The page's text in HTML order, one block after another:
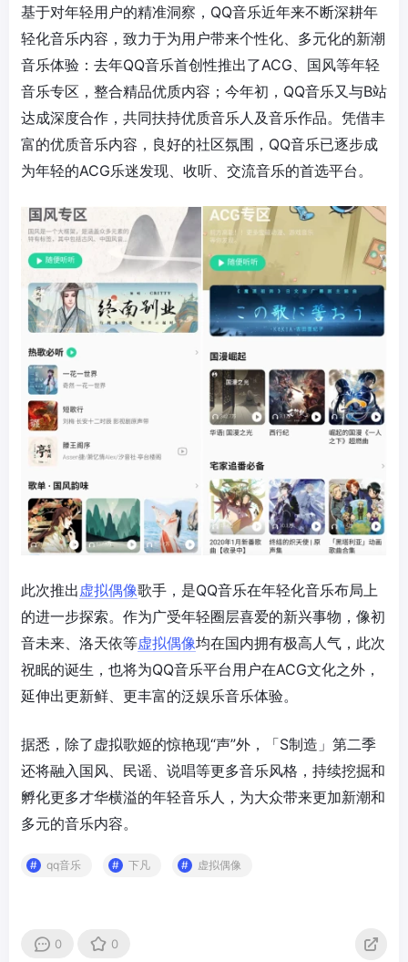
基于对年轻用户的精准洞察，QQ音乐近年来不断深耕年
轻化音乐内容，致力于为用户带来个性化、多元化的新潮
音乐体验：去年QQ音乐首创性推出了ACG、国风等年轻
音乐专区，整合精品优质内容；今年初，QQ音乐又与B站
达成深度合作，共同扶持优质音乐人及音乐作品。凭借丰
富的优质音乐内容，良好的社区氛围，QQ音乐已逐步成
为年轻的ACG乐迷发现、收听、交流音乐的首选平台。
此次推出 虚拟偶像歌手，是QQ音乐在年轻化音乐布局上
的进一步探索。作为广受年轻圈层喜爱的新兴事物，像初
音未来、洛天依等虚拟偶像均在国内拥有极高人气，此次
祝眠的诞生，也将为QQ音乐平台用户在ACG文化之外，
延伸出更新鲜、更丰富的泛娱乐音乐体验。
据悉，除了虚拟歌姬的惊艳现“声”外，「S制造」第二季
还将融入国风、民谣、说唱等更多音乐风格，持续挖掘和
孵化更多才华横溢的年轻音乐人，为大众带来更加新潮和
多元的音乐内容。
qq音乐 下凡 虚拟偶像
0 0